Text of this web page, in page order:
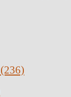
(236)